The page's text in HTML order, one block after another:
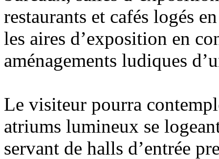
restaurants et cafés logés
les aires d’exposition en
aménagements ludiques
Le visiteur pourra
atriums lumineux se
servant de halls d’entrée